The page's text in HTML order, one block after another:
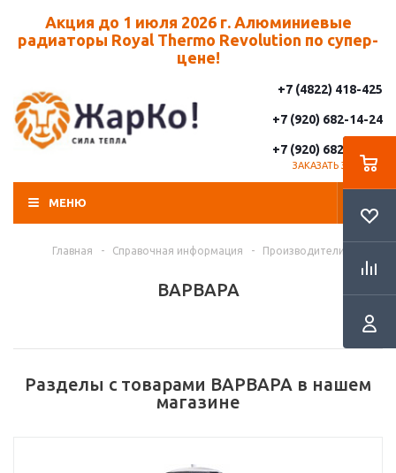
Акция до 1 июля 2026 г. Алюминиевые
радиаторы Royal Thermo Revolution по супер-
цене!
+7 (4822) 418-425
+7 (920) 682-14-24
+7 (920) 682-14-25
ЗАКАЗАТЬ ЗВОНОК
МЕНЮ
Главная - Справочная информация - Производители
ВАРВАРА
Разделы с товарами ВАРВАРА в нашем
магазине